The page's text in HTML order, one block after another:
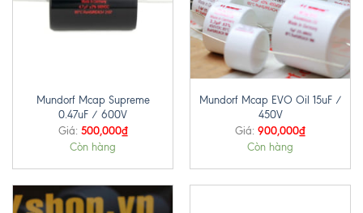
Mundorf Mcap Supreme
0.47uF / 600V
Giá: 500,000₫
Còn hàng
Mundorf Mcap EVO Oil 15uF /
450V
Giá: 900,000₫
Còn hàng